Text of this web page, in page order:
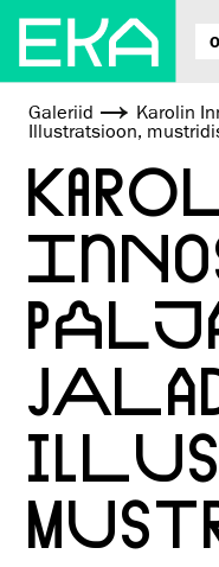
Galeriid
Karolin
Illustratsioon,